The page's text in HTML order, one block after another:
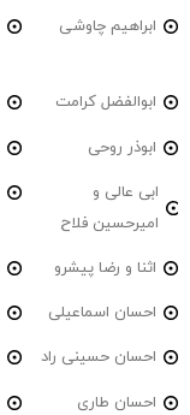
ابراهیم چاوشی
ابوالفضل کرامت
ابوذر روحی
ابی عالی و
امیرحسین فلاح
اثنا و رضا پیشرو
احسان اسماعیلی
احسان حسینی راد
احسان طاری